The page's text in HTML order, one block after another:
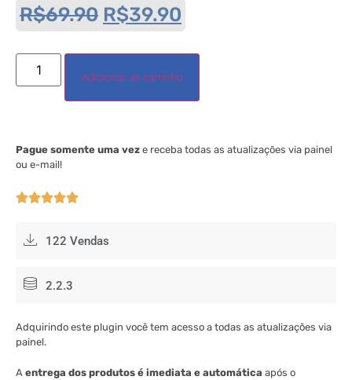
R$69.90 R$39.90
Adicionar ao carrinho
Pague somente uma vez e receba todas as atualizações via painel
ou e-mail!

122 Vendas
2.2.3
Adquirindo este plugin você tem acesso a todas as atualizações via
painel.
A entrega dos produtos é imediata e automática após o